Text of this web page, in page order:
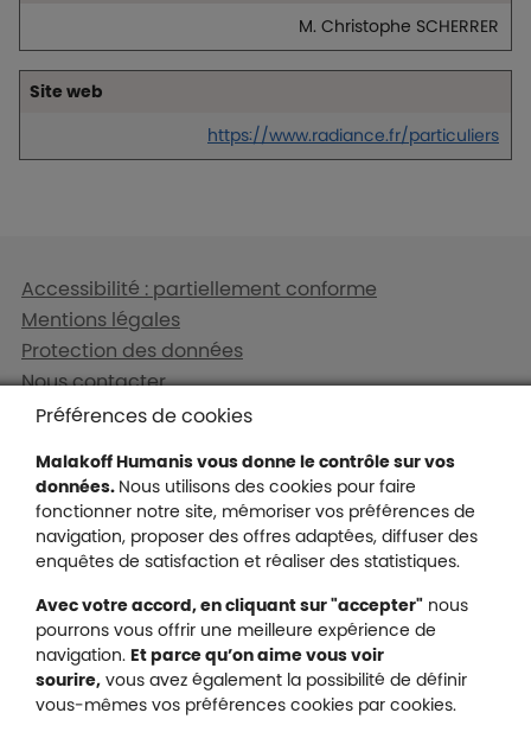
M. Christophe SCHERRER
Site web
https://www.radiance.fr/particuliers
Liens en bas de page
Accessibilité : partiellement conforme
Mentions légales
Protection des données
Nous contacter
Plan du site
Malakoff Humanis sur Facebook
Malakoff Humanis sur YouTube
Malakoff Humanis sur X
Malakoff Humanis
Footer autres sites
Mutuelle santé, prévoyance, épargne, retraite,
Malakoff Humanis à vos côtés.
Préférences de cookies
Malakoff Humanis vous donne le contrôle sur vos
données. Nous utilisons des cookies pour faire
fonctionner notre site, mémoriser vos préférences de
navigation, proposer des offres adaptées, diffuser des
enquêtes de satisfaction et réaliser des statistiques.
Avec votre accord, en cliquant sur "accepter" nous
pourrons vous offrir une meilleure expérience de
navigation. Et parce qu’on aime vous voir
sourire, vous avez également la possibilité de définir
vous-mêmes vos préférences cookies par cookies.